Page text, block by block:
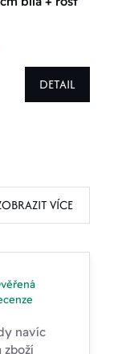
DETAIL
VÍCE
navíc